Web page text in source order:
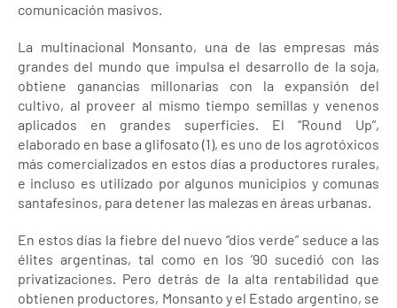
comunicación masivos.
La multinacional Monsanto, una de las empresas más
grandes del mundo que impulsa el desarrollo de la soja,
obtiene ganancias millonarias con la expansión del
cultivo, al proveer al mismo tiempo semillas y venenos
aplicados en grandes superficies. El “Round Up”,
elaborado en base a glifosato (1), es uno de los agrotóxicos
más comercializados en estos días a productores rurales,
e incluso es utilizado por algunos municipios y comunas
santafesinos, para detener las malezas en áreas urbanas.
En estos días la fiebre del nuevo “dios verde” seduce a las
élites argentinas, tal como en los ’90 sucedió con las
privatizaciones. Pero detrás de la alta rentabilidad que
obtienen productores, Monsanto y el Estado argentino, se